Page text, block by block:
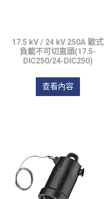
17.5 kV / 24 kV 250A 歐式
負載不可切直頭(17.5-
DIC250/24-DIC250)
查看內容